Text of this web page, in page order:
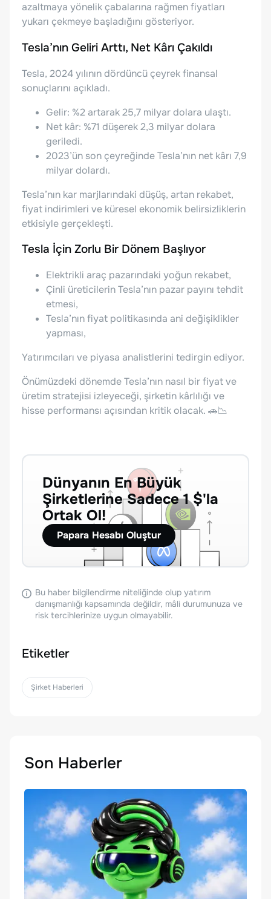
azaltmaya yönelik çabalarına rağmen fiyatları
yukarı çekmeye başladığını gösteriyor.
Tesla’nın Geliri Arttı, Net Kârı Çakıldı
Tesla, 2024 yılının dördüncü çeyrek finansal
sonuçlarını açıkladı.
Gelir: %2 artarak 25,7 milyar dolara ulaştı.
Net kâr: %71 düşerek 2,3 milyar dolara
geriledi.
2023’ün son çeyreğinde Tesla’nın net kârı 7,9
milyar dolardı.
Tesla’nın kar marjlarındaki düşüş, artan rekabet,
fiyat indirimleri ve küresel ekonomik belirsizliklerin
etkisiyle gerçekleşti.
Tesla İçin Zorlu Bir Dönem Başlıyor
Elektrikli araç pazarındaki yoğun rekabet,
Çinli üreticilerin Tesla’nın pazar payını tehdit
etmesi,
Tesla’nın fiyat politikasında ani değişiklikler
yapması,
Yatırımcıları ve piyasa analistlerini tedirgin ediyor.
Önümüzdeki dönemde Tesla’nın nasıl bir fiyat ve
üretim stratejisi izleyeceği, şirketin kârlılığı ve
hisse performansı açısından kritik olacak. 🚗📉
Dünyanın En Büyük
Şirketlerine Sadece 1 $'la
Ortak Ol!
Papara Hesabı Oluştur
Bu haber bilgilendirme niteliğinde olup yatırım
danışmanlığı kapsamında değildir, mâli durumunuza ve
risk tercihlerinize uygun olmayabilir.
Etiketler
Şirket Haberleri
Son Haberler